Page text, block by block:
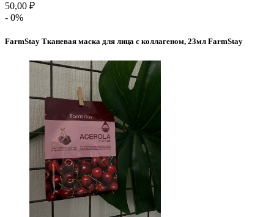
50,00 ₽
- 0%
FarmStay Тканевая маска для лица с коллагеном, 23мл FarmStay